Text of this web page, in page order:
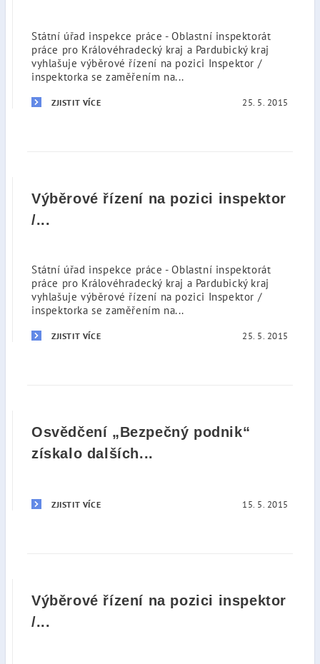
Státní úřad inspekce práce - Oblastní inspektorát
práce pro Královéhradecký kraj a Pardubický kraj
vyhlašuje výběrové řízení na pozici Inspektor /
inspektorka se zaměřením na...
ZJISTIT VÍCE 25. 5. 2015
Výběrové řízení na pozici inspektor
/...
Státní úřad inspekce práce - Oblastní inspektorát
práce pro Královéhradecký kraj a Pardubický kraj
vyhlašuje výběrové řízení na pozici Inspektor /
inspektorka se zaměřením na...
ZJISTIT VÍCE 25. 5. 2015
Osvědčení „Bezpečný podnik“
získalo dalších...
ZJISTIT VÍCE 15. 5. 2015
Výběrové řízení na pozici inspektor
/...